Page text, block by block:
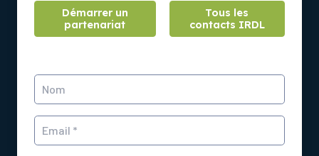
Démarrer un
partenariat
Tous les
contacts IRDL